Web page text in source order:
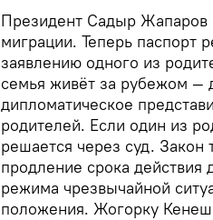
Президент Садыр Жапаров
миграции. Теперь паспорт
заявлению одного из
семья живёт за рубежом —
дипломатическое
родителей. Если один из
решается через суд. Закон
продление срока действия
режима чрезвычайной
положения. Жогорку Кенеш